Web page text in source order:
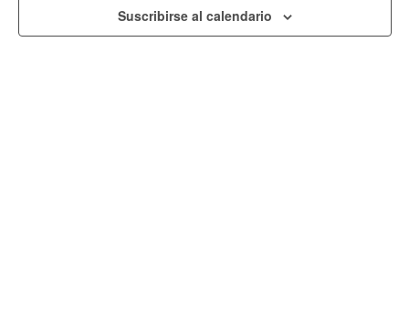
Suscribirse al calendario